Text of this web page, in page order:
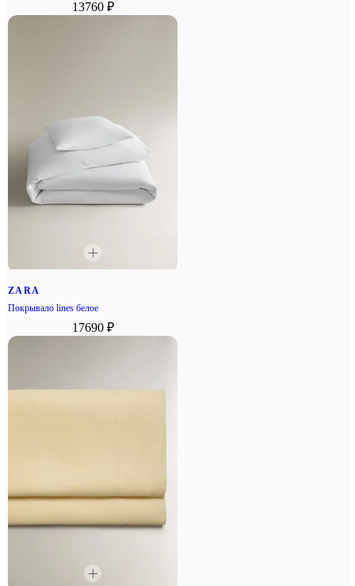
13760 ₽
ZARA
Покрывало lines белое
17690 ₽